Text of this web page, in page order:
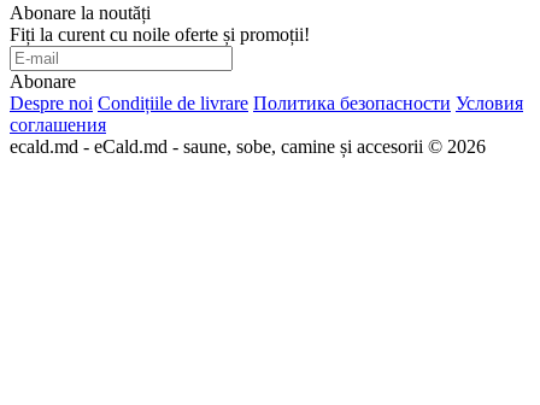
Abonare la noutăți
Fiți la curent cu noile oferte și promoții!
Abonare
Despre noi Condițiile de livrare Политика безопасности Условия
соглашения
ecald.md - eCald.md - saune, sobe, camine și accesorii © 2026